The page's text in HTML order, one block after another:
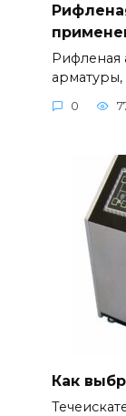
Рифленая
0
Как